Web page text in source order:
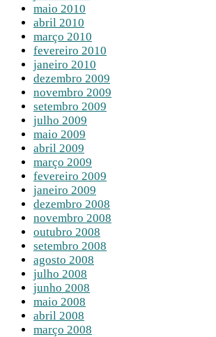
maio 2010
abril 2010
março 2010
fevereiro 2010
janeiro 2010
dezembro 2009
novembro 2009
setembro 2009
julho 2009
maio 2009
abril 2009
março 2009
fevereiro 2009
janeiro 2009
dezembro 2008
novembro 2008
outubro 2008
setembro 2008
agosto 2008
julho 2008
junho 2008
maio 2008
abril 2008
março 2008